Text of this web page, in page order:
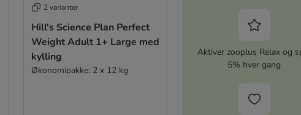
2 varianter
Hill's Science Plan Perfect
Weight Adult 1+ Large med
kylling
Økonomipakke: 2 x 12 kg
Aktiver zooplus Relax og
5% hver gang